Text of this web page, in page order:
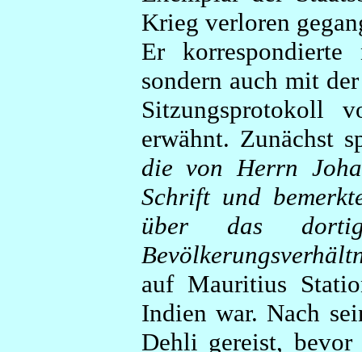
Krieg verloren
Er
sondern auch mit
erwähnt. Zunächst
die von Herrn
Schrift und
über das
auf Mauritius
Indien war. Nach
Dehli gereist,